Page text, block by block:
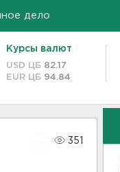
дело
Курсы валют
USD ЦБ 82.17
EUR ЦБ 94.84
351